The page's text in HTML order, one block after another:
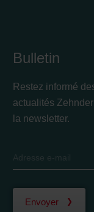
Bulletin
Restez informé
actualités
la newsletter.
Envoyer